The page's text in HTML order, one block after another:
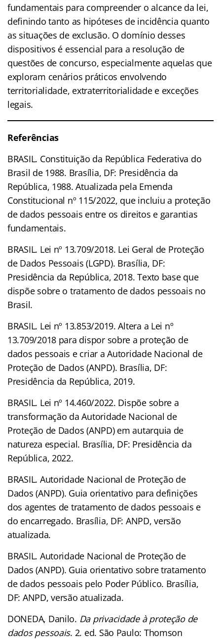
fundamentais para compreender o alcance da lei,
definindo tanto as hipóteses de incidência quanto
as situações de exclusão. O domínio desses
dispositivos é essencial para a resolução de
questões de concurso, especialmente aquelas que
exploram cenários práticos envolvendo
territorialidade, extraterritorialidade e exceções
legais.
Referências
BRASIL. Constituição da República Federativa do
Brasil de 1988. Brasília, DF: Presidência da
República, 1988. Atualizada pela Emenda
Constitucional nº 115/2022, que incluiu a proteção
de dados pessoais entre os direitos e garantias
fundamentais.
BRASIL. Lei nº 13.709/2018. Lei Geral de Proteção
de Dados Pessoais (LGPD). Brasília, DF:
Presidência da República, 2018. Texto base que
dispõe sobre o tratamento de dados pessoais no
Brasil.
BRASIL. Lei nº 13.853/2019. Altera a Lei nº
13.709/2018 para dispor sobre a proteção de
dados pessoais e criar a Autoridade Nacional de
Proteção de Dados (ANPD). Brasília, DF:
Presidência da República, 2019.
BRASIL. Lei nº 14.460/2022. Dispõe sobre a
transformação da Autoridade Nacional de
Proteção de Dados (ANPD) em autarquia de
natureza especial. Brasília, DF: Presidência da
República, 2022.
BRASIL. Autoridade Nacional de Proteção de
Dados (ANPD). Guia orientativo para definições
dos agentes de tratamento de dados pessoais e
do encarregado. Brasília, DF: ANPD, versão
atualizada.
BRASIL. Autoridade Nacional de Proteção de
Dados (ANPD). Guia orientativo sobre tratamento
de dados pessoais pelo Poder Público. Brasília,
DF: ANPD, versão atualizada.
DONEDA, Danilo. Da privacidade à proteção de
dados pessoais. 2. ed. São Paulo: Thomson